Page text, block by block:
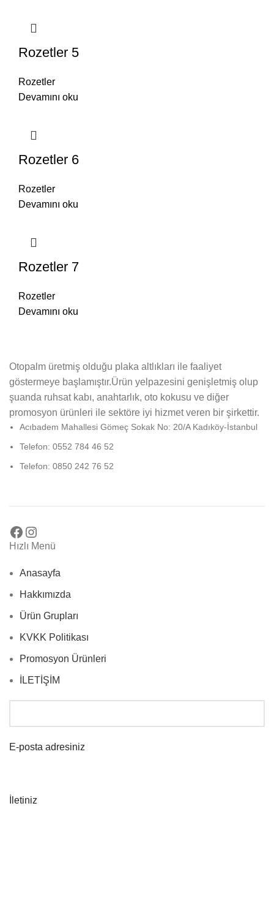
Rozetler 5
Rozetler
Devamını oku
Rozetler 6
Rozetler
Devamını oku
Rozetler 7
Rozetler
Devamını oku
Otopalm üretmiş olduğu plaka altlıkları ile faaliyet
göstermeye başlamıştır.Ürün yelpazesini genişletmiş olup
şuanda ruhsat kabı, anahtarlık, oto kokusu ve diğer
promosyon ürünleri ile sektöre iyi hizmet veren bir şirkettir.
Acıbadem Mahallesi Gömeç Sokak No: 20/A Kadıköy-İstanbul
Telefon: 0552 784 46 52
Telefon: 0850 242 76 52
Hızlı Menü
Anasayfa
Hakkımızda
Ürün Grupları
KVKK Politikası
Promosyon Ürünleri
İLETİŞİM
E-posta adresiniz
İletiniz